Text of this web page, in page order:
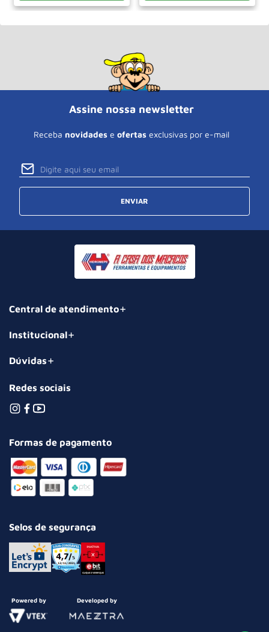
Assine nossa newsletter
Receba novidades e ofertas exclusivas por e-mail
ENVIAR
Central de atendimento
Institucional
Dúvidas
Redes sociais
Formas de pagamento
Selos de segurança
Powered by Developed by